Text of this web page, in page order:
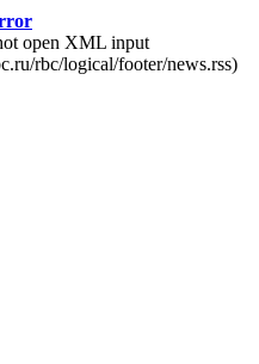
open XML input
rbc/logical/footer/news.rss)